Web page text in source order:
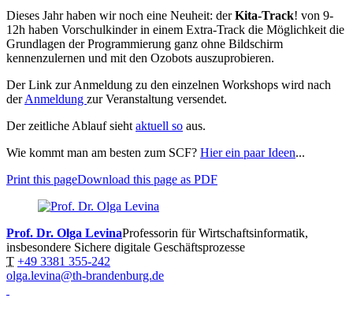
Dieses Jahr haben wir noch eine Neuheit: derKita-Track! von 9-
12h haben Vorschulkinder in einem Extra-Track die Möglichkeit die
Grundlagen der Programmierung ganz ohne Bildschirm
kennenzulernen und mit den Ozobots auszuprobieren.
Der Link zur Anmeldung zu den einzelnen Workshops wird nach
derAnmeldung zur Veranstaltung versendet.
Der zeitliche Ablauf sieht aktuell so aus.
Wie kommt man am besten zum SCF? Hier ein paar Ideen...
Print this pageDownload this page as PDF
Prof. Dr. Olga LevinaProfessorin für Wirtschaftsinformatik,
insbesondere Sichere digitale Geschäftsprozesse
T +49 3381 355-242
olga.levina@th-brandenburg.de